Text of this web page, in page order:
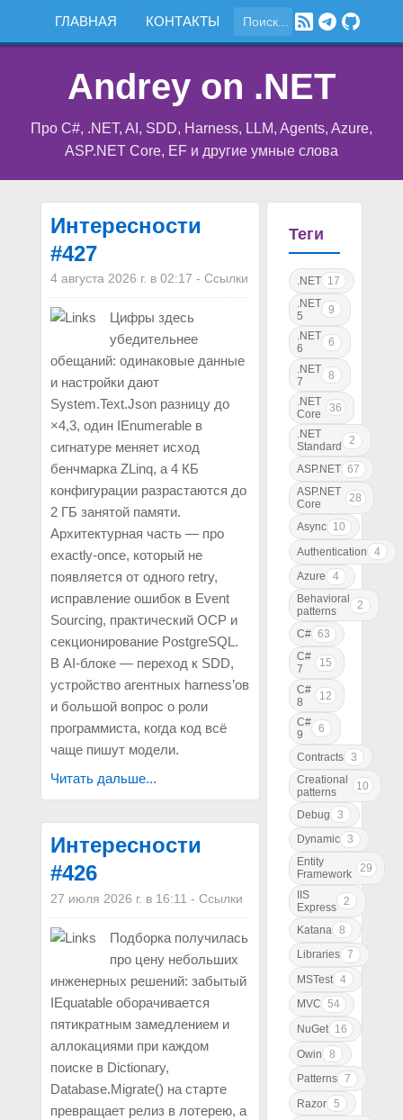
ГЛАВНАЯ КОНТАКТЫ
Andrey on .NET
Про C#, .NET, AI, SDD, Harness, LLM, Agents, Azure,
ASP.NET Core, EF и другие умные слова
Интересности
#427
4 августа 2026 г. в 02:17 - Ссылки
Цифры здесь
убедительнее
обещаний: одинаковые данные
и настройки дают
System.Text.Json разницу до
×4,3, один IEnumerable в
сигнатуре меняет исход
бенчмарка ZLinq, а 4 КБ
конфигурации разрастаются до
2 ГБ занятой памяти.
Архитектурная часть — про
exactly-once, который не
появляется от одного retry,
исправление ошибок в Event
Sourcing, практический OCP и
секционирование PostgreSQL.
В AI-блоке — переход к SDD,
устройство агентных harness’ов
и большой вопрос о роли
программиста, когда код всё
чаще пишут модели.
Читать дальше...
Интересности
#426
27 июля 2026 г. в 16:11 - Ссылки
Подборка получилась
про цену небольших
инженерных решений: забытый
IEquatable оборачивается
пятикратным замедлением и
аллокациями при каждом
поиске в Dictionary,
Database.Migrate() на старте
превращает релиз в лотерею, а
Теги
.NET 17
.NET
5
9
.NET
6
6
.NET
7
8
.NET
Core
36
.NET
Standard
2
ASP.NET 67
ASP.NET
Core
28
Async 10
Authentication
4
Azure
4
Behavioral
patterns
2
C# 63
C#
7
15
C#
8
12
C#
9
6
Contracts 3
Creational
patterns
10
Debug
3
Dynamic 3
Entity
Framework
29
IIS
Express
2
Katana
8
Libraries 7
MSTest 4
MVC 54
NuGet 16
Owin
8
Patterns 7
Razor 5